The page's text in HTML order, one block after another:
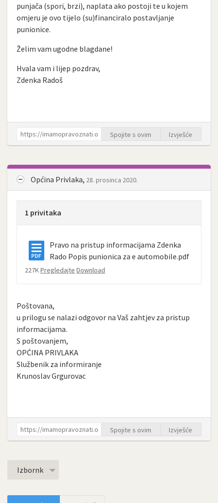
punjača (spori, brzi), naplata ako postoji te u kojem
omjeru je ovo tijelo (su)financiralo postavljanje
punionice.
Želim vam ugodne blagdane!
Hvala vam i lijep pozdrav,
Zdenka Radoš
Spojite s ovim Izvješće
Općina Privlaka, 28. prosinca 2020.
1 privitaka
Pravo na pristup informacijama Zdenka
Rado Popis punionica za e automobile.pdf
227KPregledajte Download
Poštovana,
u prilogu se nalazi odgovor na Vaš zahtjev za pristup
informacijama.
S poštovanjem,
OPĆINA PRIVLAKA
Službenik za informiranje
Krunoslav Grgurovac
Spojite s ovim Izvješće
Izbornk